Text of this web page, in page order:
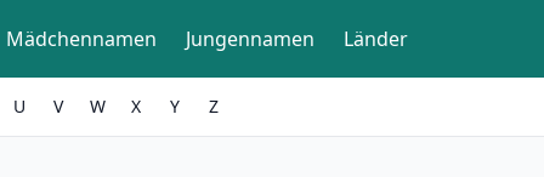
Mädchennamen Jungennamen Länder
U V W X Y Z